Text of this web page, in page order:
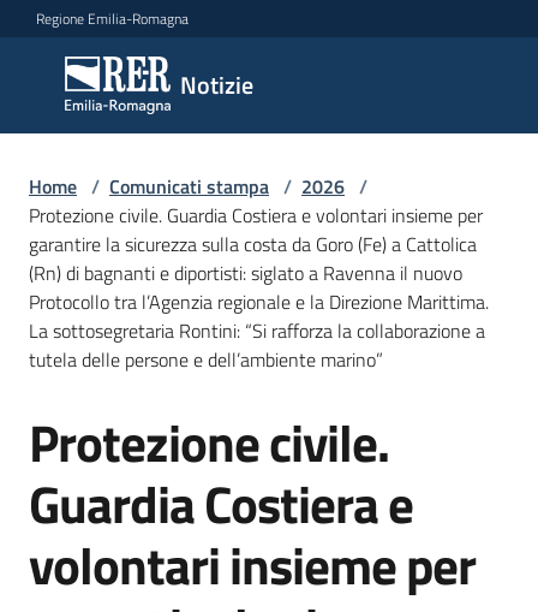
Vai al contenuto
Vai alla navigazione
Vai al footer
Regione Emilia-Romagna
Notizie
Notizie
Comunicati
stampa
Menu selezionato
Cerca
un
comunicato
Agenzia
di
Home / Comunicati stampa / 2026 /
Protezione civile. Guardia Costiera e volontari insieme per
garantire la sicurezza sulla costa da Goro (Fe) a Cattolica
(Rn) di bagnanti e diportisti: siglato a Ravenna il nuovo
Protocollo tra l’Agenzia regionale e la Direzione Marittima.
La sottosegretaria Rontini: “Si rafforza la collaborazione a
tutela delle persone e dell’ambiente marino”
Salta al contenuto
Protezione civile.
Guardia Costiera e
volontari insieme per